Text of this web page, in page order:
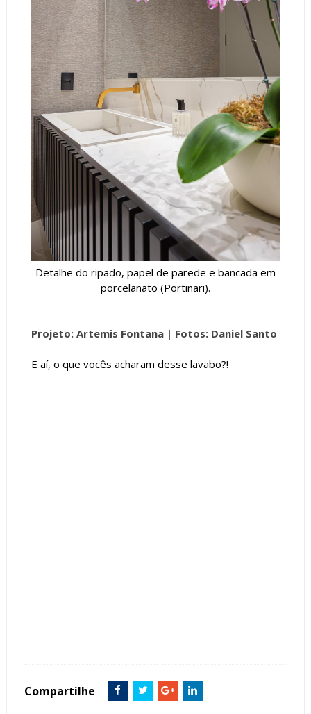
Detalhe do ripado, papel de parede e bancada em
porcelanato (Portinari).
Projeto: Artemis Fontana | Fotos: Daniel Santo
E aí, o que vocês acharam desse lavabo?!
Compartilhe